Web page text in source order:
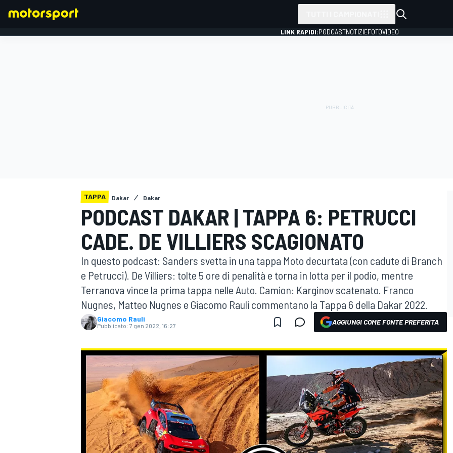
MOTOGP WEC
WRC
LINK RAPIDI:PODCASTNOTIZIEFOTOVIDEO
TAPPA Dakar Dakar
PODCAST DAKAR | TAPPA 6: PETRUCCI
CADE. DE VILLIERS SCAGIONATO
In questo podcast: Sanders svetta in una tappa Moto decurtata (con cadute di Branch
e Petrucci). De Villiers: tolte 5 ore di penalità e torna in lotta per il podio, mentre
Terranova vince la prima tappa nelle Auto. Camion: Karginov scatenato. Franco
Nugnes, Matteo Nugnes e Giacomo Rauli commentano la Tappa 6 della Dakar 2022.
Giacomo Rauli
Pubblicato: 7 gen 2022, 16:27 AGGIUNGI COME FONTE PREFERITA